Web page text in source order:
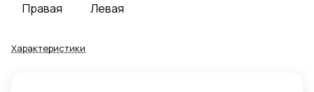
Правая Левая
Характеристики